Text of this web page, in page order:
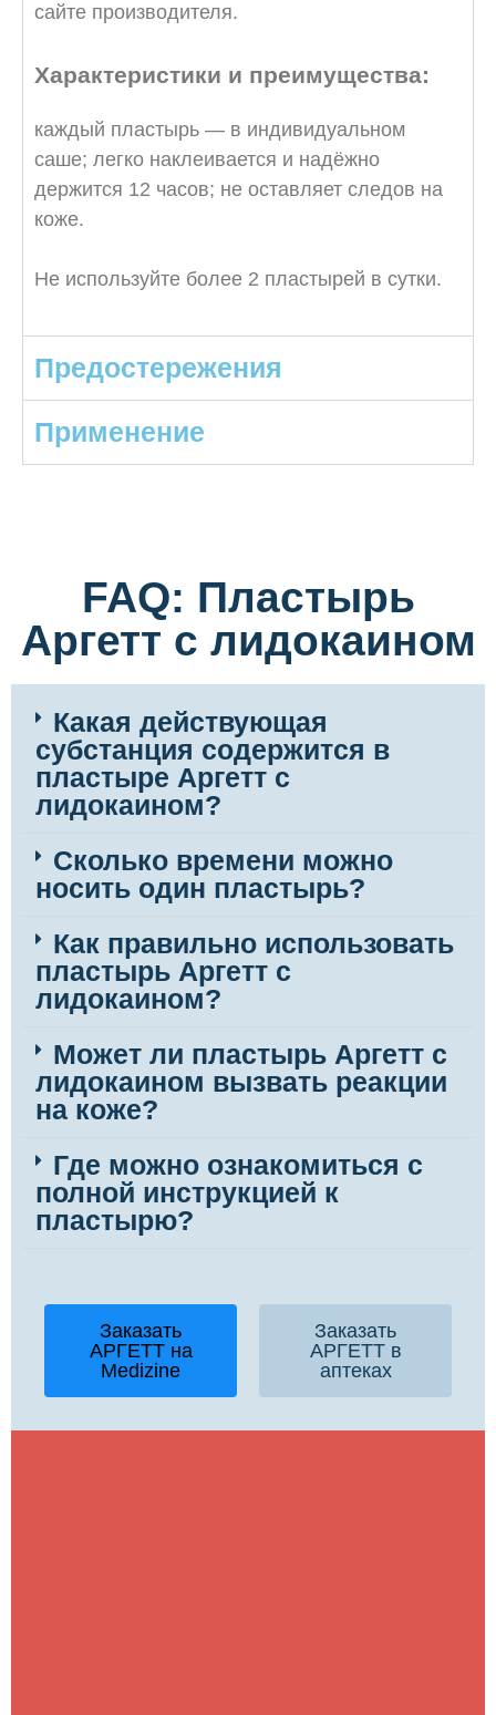
сайте производителя.
Характеристики и преимущества:
каждый пластырь — в индивидуальном
саше; легко наклеивается и надёжно
держится 12 часов; не оставляет следов на
коже.
Не используйте более 2 пластырей в сутки.
Предостережения
Применение
FAQ: Пластырь
Аргетт с лидокаином
Какая действующая
субстанция содержится в
пластыре Аргетт с
лидокаином?
Сколько времени можно
носить один пластырь?
Как правильно использовать
пластырь Аргетт с
лидокаином?
Может ли пластырь Аргетт с
лидокаином вызвать реакции
на коже?
Где можно ознакомиться с
полной инструкцией к
пластырю?
Заказать
АРГЕТТ на
Medizine
Заказать
АРГЕТТ в
аптеках